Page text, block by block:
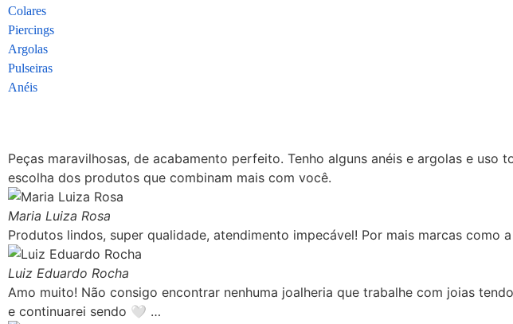
Colares
Piercings
Argolas
Pulseiras
Anéis
Peças maravilhosas, de acabamento perfeito. Tenho alguns anéis e argolas e
escolha dos produtos que combinam mais com você.
Maria Luiza Rosa
Produtos lindos, super qualidade, atendimento impecável! Por mais marcas como
Luiz Eduardo Rocha
Amo muito! Não consigo encontrar nenhuma joalheria que trabalhe com joias
e continuarei sendo 🤍 …